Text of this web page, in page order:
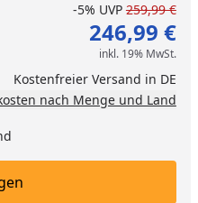
-5% UVP 259,99 €
246,99 €
inkl. 19% MwSt.
Kostenfreier Versand in DE
nach Menge und Land
legen